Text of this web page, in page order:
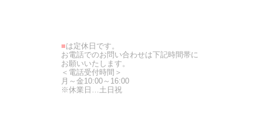
■は定休日です。
お電話でのお問い合わせは下記時間帯に
お願いいたします。
＜電話受付時間＞
月～金10:00～16:00
※休業日…土日祝